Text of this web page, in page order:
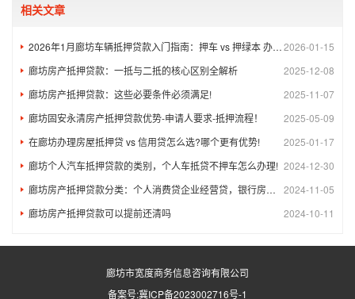
相关文章
2026-01-15
2026年1月廊坊车辆抵押贷款入门指南：押车 vs 押绿本 办理流程！
2025-12-08
廊坊房产抵押贷款：一抵与二抵的核心区别全解析
2025-11-07
廊坊房产抵押贷款：这些必要条件必须满足!​
2025-05-09
廊坊固安永清房产抵押贷款优势-申请人要求-抵押流程！
2025-01-17
在廊坊办理房屋抵押贷 vs 信用贷怎么选?哪个更有优势!
2024-12-30
廊坊个人汽车抵押贷款的类别，个人车抵贷不押车怎么办理!
2024-11-05
廊坊房产抵押贷款分类：个人消费贷企业经营贷，银行房屋抵押-民间房屋抵押-房屋二次抵押
2024-10-11
廊坊房产抵押贷款可以提前还清吗
廊坊市宽度商务信息咨询有限公司
备案号:冀ICP备2023002716号-1